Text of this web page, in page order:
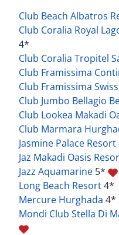
Club Beach Albatros
Club Coralia Royal
4*
Club Coralia Tropitel
Club Framissima
Club Framissima
Club Jumbo Bellagio
Club Lookea Makadi
Club Marmara
Jasmine Palace Resort
Jaz Makadi Oasis
Jazz Aquamarine 5*
Long Beach Resort4*
Mercure Hurghada 4*
Mondi Club Stella Di